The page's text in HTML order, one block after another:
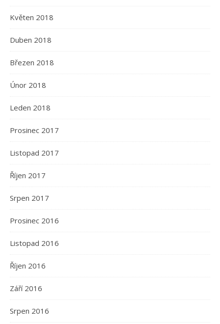
Květen 2018
Duben 2018
Březen 2018
Únor 2018
Leden 2018
Prosinec 2017
Listopad 2017
Říjen 2017
Srpen 2017
Prosinec 2016
Listopad 2016
Říjen 2016
Září 2016
Srpen 2016